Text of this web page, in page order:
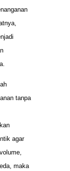
tanpa
agar
maka